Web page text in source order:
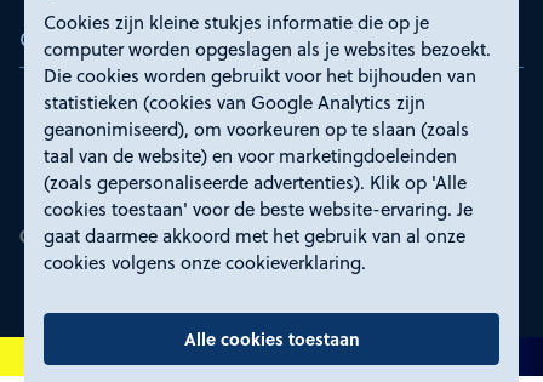
Cookies zijn kleine stukjes informatie die op je
computer worden opgeslagen als je websites bezoekt.
Die cookies worden gebruikt voor het bijhouden van
statistieken (cookies van Google Analytics zijn
geanonimiseerd), om voorkeuren op te slaan (zoals
taal van de website) en voor marketingdoeleinden
(zoals gepersonaliseerde advertenties). Klik op 'Alle
cookies toestaan' voor de beste website-ervaring. Je
gaat daarmee akkoord met het gebruik van al onze
cookies volgens onze cookieverklaring.
Alle cookies toestaan
Certificeringen